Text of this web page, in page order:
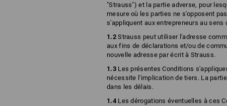
"Strauss") et la partie adverse, pour
mesure où les parties ne s'opposent
s'appliquent aux entrepreneurs au sens
1.2Strauss peut utiliser l'adresse
aux fins de déclarations et/ou de
nouvelle adresse par écrit à Strauss.
1.3Les présentes Conditions
nécessite l'implication de tiers. La
dans les délais.
1.4Les dérogations éventuelles à ces